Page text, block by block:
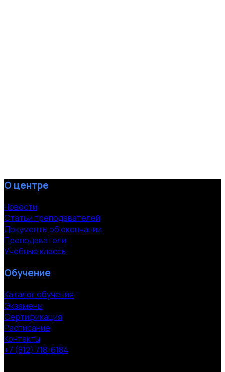
О центре
Новости
Статьи преподавателей
Документы об окончании
Преподаватели
Учебные классы
Обучение
Каталог обучения
Экзамены
Сертификация
Расписание
Контакты
+7 (812) 718-6184